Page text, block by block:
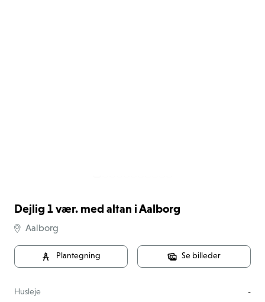
Dejlig 1 vær. med altan i Aalborg
Aalborg
Plantegning Se billeder
Husleje -